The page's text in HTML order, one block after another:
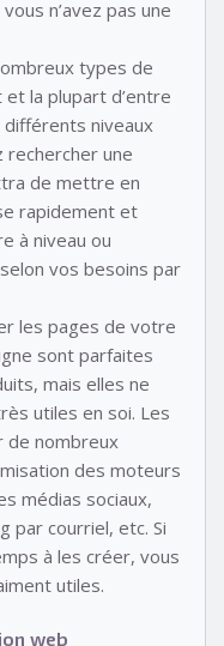
n’avez pas une
types de
la plupart d’entre
différents niveaux
rechercher une
de mettre en
rapidement et
à niveau ou
vos besoins par
les pages de votre
sont parfaites
mais elles ne
utiles en soi. Les
de nombreux
des moteurs
médias sociaux,
par courriel, etc. Si
à les créer, vous
utiles.
web